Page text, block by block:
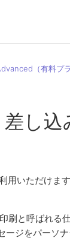
（有料プラ
し
用いただけます
刷と呼ばれる
ージをパーソ